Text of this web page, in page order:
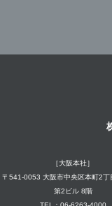
［大阪本社］
〒541-0053 大阪市中央区本町2丁
第2ビル 8階